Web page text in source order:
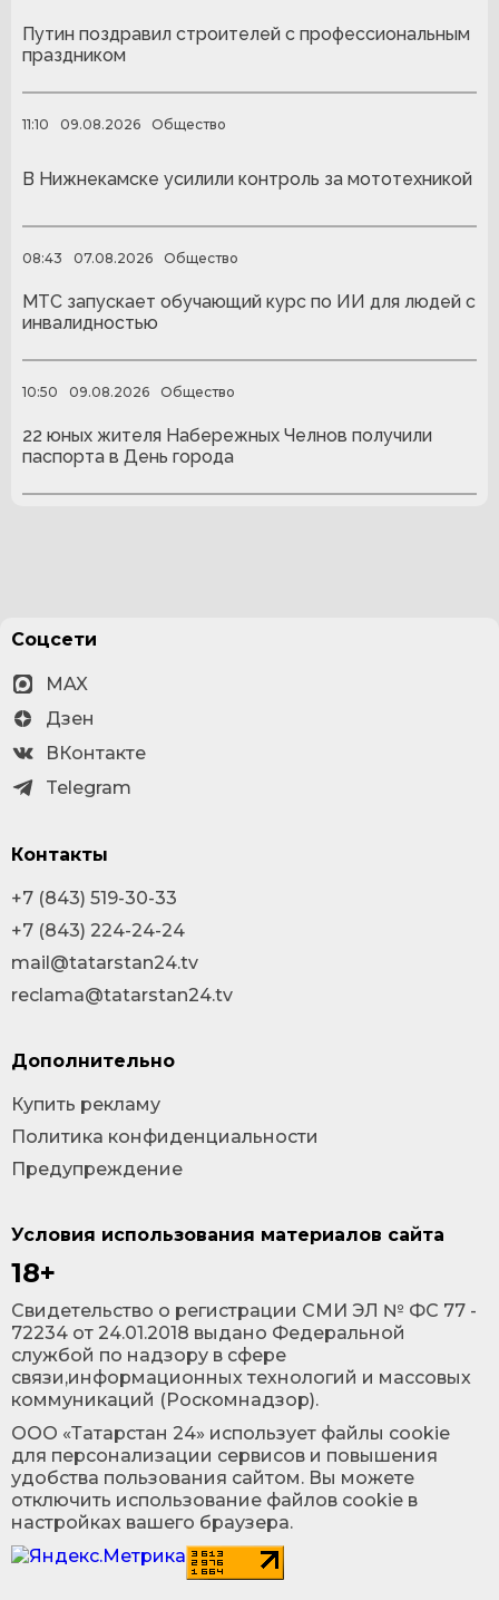
Путин поздравил строителей с профессиональным
праздником
11:10 09.08.2026 Общество
В Нижнекамске усилили контроль за мототехникой
08:43 07.08.2026 Общество
МТС запускает обучающий курс по ИИ для людей с
инвалидностью
10:50 09.08.2026 Общество
22 юных жителя Набережных Челнов получили
паспорта в День города
Условия использования материалов сайта
18+
Cвидетельство о регистрации СМИ ЭЛ № ФС 77 -
72234 от 24.01.2018 выдано Федеральной
службой по надзору в сфере
связи,информационных технологий и массовых
коммуникаций (Роскомнадзор).
ООО «Татарстан 24» использует файлы cookie
для персонализации сервисов и повышения
удобства пользования сайтом. Вы можете
отключить использование файлов cookie в
настройках вашего браузера.
Соцсети
MAX
Дзен
ВКонтакте
Telegram
Контакты
+7 (843) 519-30-33
+7 (843) 224-24-24
mail@tatarstan24.tv
reclama@tatarstan24.tv
Дополнительно
Купить рекламу
Политика конфиденциальности
Предупреждение